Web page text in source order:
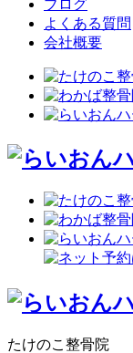
ブログ
よくある質問
会社概要
たけのこ整骨院